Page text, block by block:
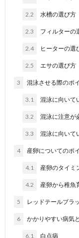
2.2 水槽の選び方
2.3 フィルターの
2.4 ヒーターの選
2.5 エサの選び方
3 混泳させる際のポ
3.1 混泳に向いて
3.2 混泳に注意が
3.3 混泳に向いて
4 産卵についてのポ
4.1 産卵のタイミ
4.2 産卵から稚魚
5 レッドテールブラ
6 かかりやすい病気
6.1 白点病